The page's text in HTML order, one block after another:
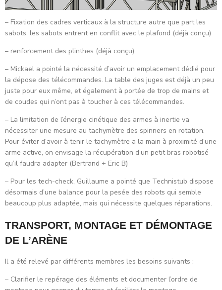
– Fixation des cadres verticaux à la structure autre que part les
sabots, les sabots entrent en conflit avec le plafond (déjà conçu)
– renforcement des plinthes (déjà conçu)
– Mickael a pointé la nécessité d’avoir un emplacement dédié pour
la dépose des télécommandes. La table des juges est déjà un peu
juste pour eux même, et également à portée de trop de mains et
de coudes qui n’ont pas à toucher à ces télécommandes.
– La limitation de l’énergie cinétique des armes à inertie va
nécessiter une mesure au tachymètre des spinners en rotation.
Pour éviter d’avoir à tenir le tachymètre a la main à proximité d’une
arme active, on envisage la récupération d’un petit bras robotisé
qu’il faudra adapter (Bertrand + Eric B)
– Pour les tech-check, Guillaume a pointé que Technistub dispose
désormais d’une balance pour la pesée des robots qui semble
beaucoup plus adaptée, mais qui nécessite quelques réparations.
TRANSPORT, MONTAGE ET DÉMONTAGE
DE L’ARÈNE
Il a été relevé par différents membres les besoins suivants :
– Clarifier le repérage des éléments et documenter l’ordre de